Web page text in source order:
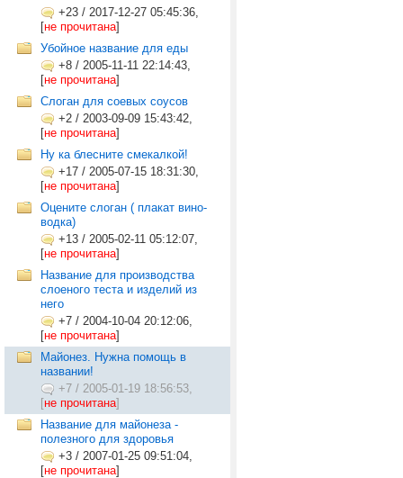
+23 / 2017-12-27 05:45:36,
[не прочитана]
Убойное название для еды
+8 / 2005-11-11 22:14:43,
[не прочитана]
Слоган для соевых соусов
+2 / 2003-09-09 15:43:42,
[не прочитана]
Ну ка блесните смекалкой!
+17 / 2005-07-15 18:31:30,
[не прочитана]
Оцените слоган ( плакат вино-
водка)
+13 / 2005-02-11 05:12:07,
[не прочитана]
Название для производства
слоеного теста и изделий из
него
+7 / 2004-10-04 20:12:06,
[не прочитана]
Майонез. Нужна помощь в
названии!
+7 / 2005-01-19 18:56:53,
[не прочитана]
Название для майонеза -
полезного для здоровья
+3 / 2007-01-25 09:51:04,
[не прочитана]